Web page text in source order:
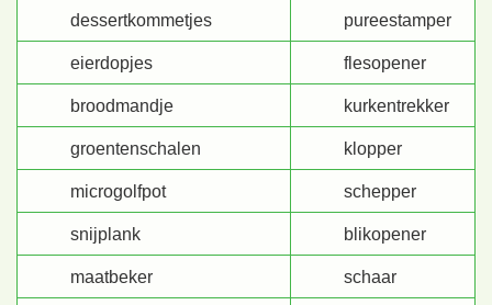
dessertkommetjes pureestamper
eierdopjes flesopener
broodmandje kurkentrekker
groentenschalen klopper
microgolfpot schepper
snijplank blikopener
maatbeker schaar